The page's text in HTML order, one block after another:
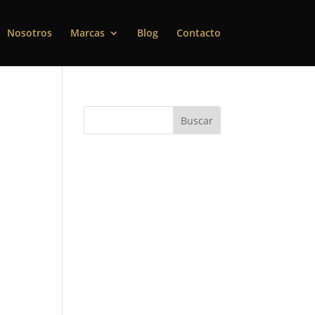
Nosotros Marcas Blog Contacto